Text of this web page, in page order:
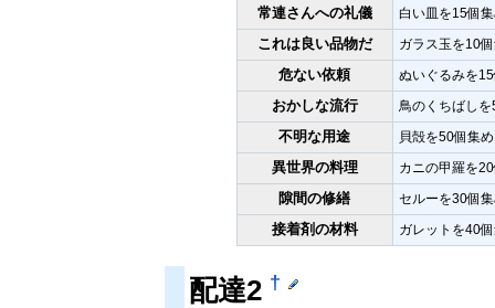
常連さんへの礼儀 白い皿を15個
これは良い品物だ ガラス玉を10
危ない依頼 ぬいぐるみを
おかしな流行 鳥のくちばし
不明な用途 貝殻を50個集
異世界の料理 カニの甲羅を
隙間の修繕 セルーを30個
接着剤の材料 ガレットを40
配達2 †